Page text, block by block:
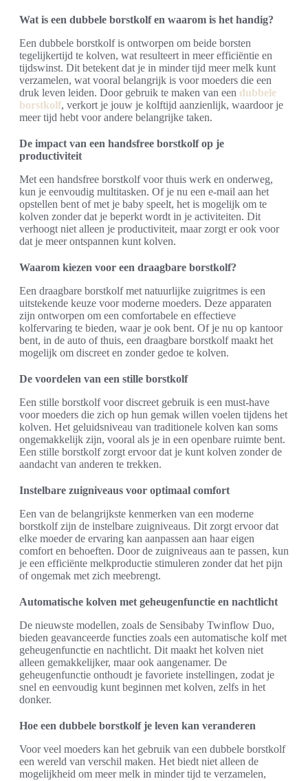
Wat is een dubbele borstkolf en waarom is het handig?
Een dubbele borstkolf is ontworpen om beide borsten
tegelijkertijd te kolven, wat resulteert in meer efficiëntie en
tijdswinst. Dit betekent dat je in minder tijd meer melk kunt
verzamelen, wat vooral belangrijk is voor moeders die een
druk leven leiden. Door gebruik te maken van een dubbele
borstkolf, verkort je jouw je kolftijd aanzienlijk, waardoor je
meer tijd hebt voor andere belangrijke taken.
De impact van een handsfree borstkolf op je
productiviteit
Met een handsfree borstkolf voor thuis werk en onderweg,
kun je eenvoudig multitasken. Of je nu een e-mail aan het
opstellen bent of met je baby speelt, het is mogelijk om te
kolven zonder dat je beperkt wordt in je activiteiten. Dit
verhoogt niet alleen je productiviteit, maar zorgt er ook voor
dat je meer ontspannen kunt kolven.
Waarom kiezen voor een draagbare borstkolf?
Een draagbare borstkolf met natuurlijke zuigritmes is een
uitstekende keuze voor moderne moeders. Deze apparaten
zijn ontworpen om een comfortabele en effectieve
kolfervaring te bieden, waar je ook bent. Of je nu op kantoor
bent, in de auto of thuis, een draagbare borstkolf maakt het
mogelijk om discreet en zonder gedoe te kolven.
De voordelen van een stille borstkolf
Een stille borstkolf voor discreet gebruik is een must-have
voor moeders die zich op hun gemak willen voelen tijdens het
kolven. Het geluidsniveau van traditionele kolven kan soms
ongemakkelijk zijn, vooral als je in een openbare ruimte bent.
Een stille borstkolf zorgt ervoor dat je kunt kolven zonder de
aandacht van anderen te trekken.
Instelbare zuigniveaus voor optimaal comfort
Een van de belangrijkste kenmerken van een moderne
borstkolf zijn de instelbare zuigniveaus. Dit zorgt ervoor dat
elke moeder de ervaring kan aanpassen aan haar eigen
comfort en behoeften. Door de zuigniveaus aan te passen, kun
je een efficiënte melkproductie stimuleren zonder dat het pijn
of ongemak met zich meebrengt.
Automatische kolven met geheugenfunctie en nachtlicht
De nieuwste modellen, zoals de Sensibaby Twinflow Duo,
bieden geavanceerde functies zoals een automatische kolf met
geheugenfunctie en nachtlicht. Dit maakt het kolven niet
alleen gemakkelijker, maar ook aangenamer. De
geheugenfunctie onthoudt je favoriete instellingen, zodat je
snel en eenvoudig kunt beginnen met kolven, zelfs in het
donker.
Hoe een dubbele borstkolf je leven kan veranderen
Voor veel moeders kan het gebruik van een dubbele borstkolf
een wereld van verschil maken. Het biedt niet alleen de
mogelijkheid om meer melk in minder tijd te verzamelen,